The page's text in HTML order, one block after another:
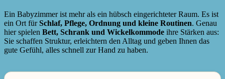
Ein Babyzimmer ist mehr als ein hübsch eingerichteter Raum. Es ist
ein Ort fürSchlaf, Pflege, Ordnung und kleine Routinen. Genau
hier spielen Bett, Schrank und Wickelkommode ihre Stärken aus:
Sie schaffen Struktur, erleichtern den Alltag und geben Ihnen das
gute Gefühl, alles schnell zur Hand zu haben.